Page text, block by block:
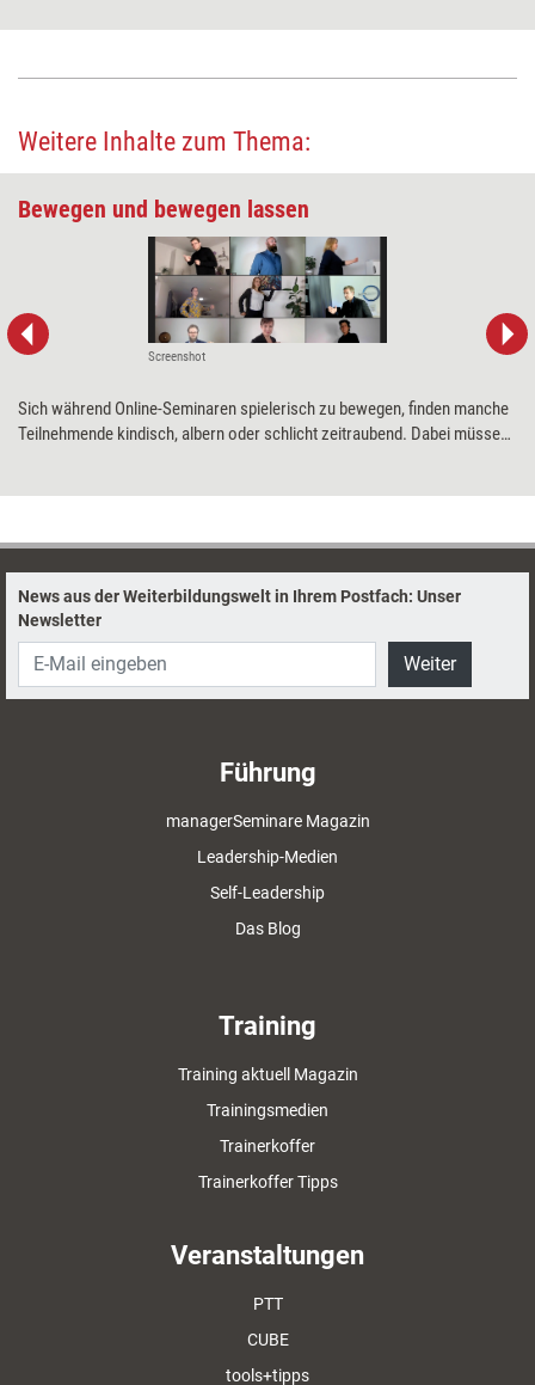
Weitere Inhalte zum Thema:
Bewegen und bewegen lassen
Screenshot
Sich während Online-Seminaren spielerisch zu bewegen, finden manche
Teilnehmende kindisch, albern oder schlicht zeitraubend. Dabei müssen
News aus der Weiterbildungswelt in Ihrem Postfach: Unser
Newsletter
Weiter
Führung
managerSeminare Magazin
Leadership-Medien
Self-Leadership
Das Blog
Training
Training aktuell Magazin
Trainingsmedien
Trainerkoffer
Trainerkoffer Tipps
Veranstaltungen
PTT
CUBE
tools+tipps